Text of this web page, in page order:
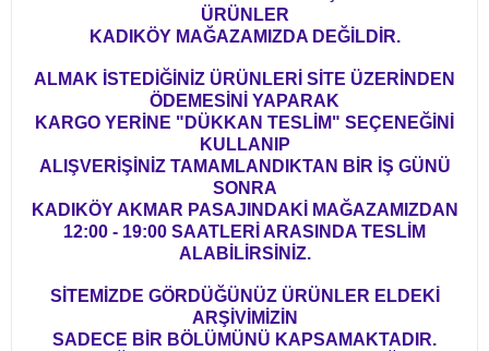
ÜRÜNLER
KADIKÖY MAĞAZAMIZDA DEĞİLDİR.
ALMAK İSTEDİĞİNİZ ÜRÜNLERİ SİTE ÜZERİNDEN
ÖDEMESİNİ YAPARAK
KARGO YERİNE "DÜKKAN TESLİM" SEÇENEĞİNİ
KULLANIP
ALIŞVERİŞİNİZ TAMAMLANDIKTAN BİR İŞ GÜNÜ
SONRA
KADIKÖY AKMAR PASAJINDAKİ MAĞAZAMIZDAN
12:00 - 19:00 SAATLERİ ARASINDA TESLİM
ALABİLİRSİNİZ.
SİTEMİZDE GÖRDÜĞÜNÜZ ÜRÜNLER ELDEKİ
ARŞİVİMİZİN
SADECE BİR BÖLÜMÜNÜ KAPSAMAKTADIR.